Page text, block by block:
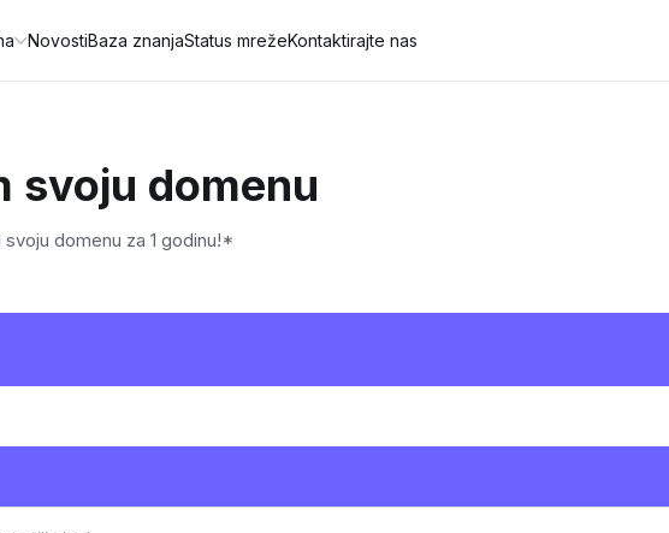
NovostiBaza znanjaStatus mrežeKontaktirajte nas
svoju domenu
domenu za 1 godinu!*